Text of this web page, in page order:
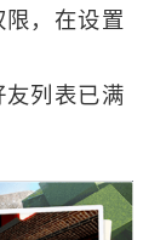
，在设置
列表已满